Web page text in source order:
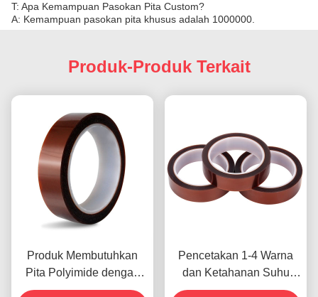
T: Apa Kemampuan Pasokan Pita Custom?
A: Kemampuan pasokan pita khusus adalah 1000000.
Produk-Produk Terkait
Produk Membutuhkan
Pita Polyimide dengan
Resistensi Tegangan
Pencetakan 1-4 Warna
dan Ketahanan Suhu
-10C-80C Metode